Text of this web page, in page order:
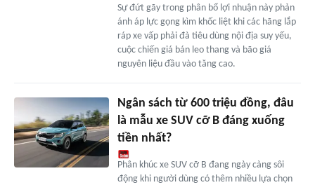
Sự đứt gãy trong phân bổ lợi nhuận này phản
ánh áp lực gọng kìm khốc liệt khi các hãng lắp
ráp xe vấp phải đà tiêu dùng nội địa suy yếu,
cuộc chiến giá bán leo thang và bão giá
nguyên liệu đầu vào tăng cao.
Ngân sách từ 600 triệu đồng, đâu
là mẫu xe SUV cỡ B đáng xuống
tiền nhất?
Phân khúc xe SUV cỡ B đang ngày càng sôi
động khi người dùng có thêm nhiều lựa chọn